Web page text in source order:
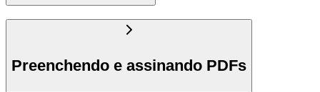
Preenchendo e assinando PDFs